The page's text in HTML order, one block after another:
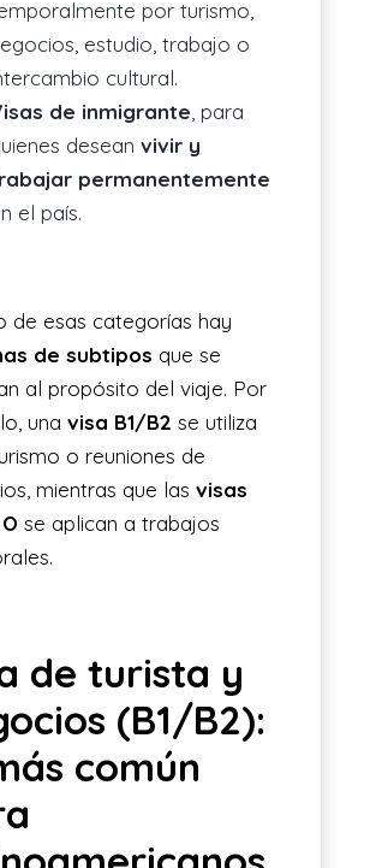
por turismo,
estudio, trabajo o
cultural.
de inmigrante , para
desean vivir y
permanentemente
el país.
de esas categorías hay
de subtipos que se
al propósito del viaje. Por
una visa B1/B2 se utiliza
o reuniones de
mientras que las visas
se aplican a trabajos
de turista y
(B1/B2):
común